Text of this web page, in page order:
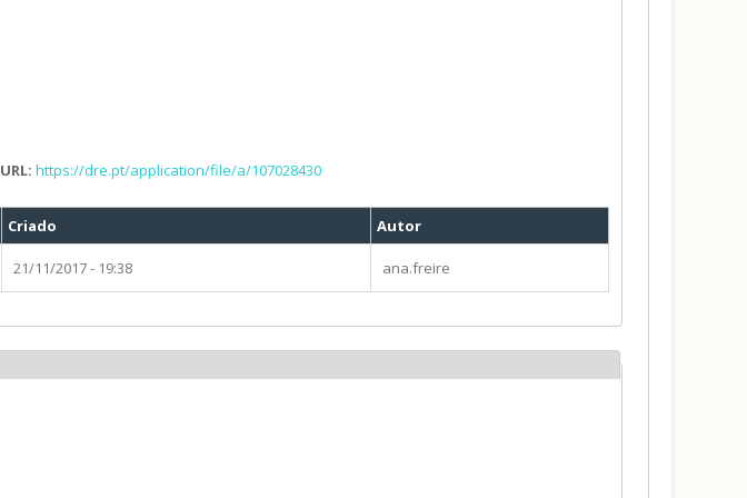
URL: https://dre.pt/application/file/a/107028430
Criado Autor
21/11/2017 - 19:38 ana.freire